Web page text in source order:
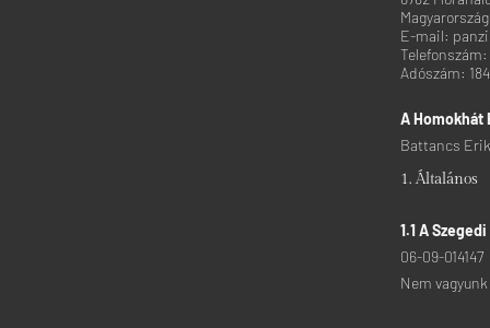
Magyarország
E-mail:
Telefonszám:
Adószám:
A Homokhát
Battancs
1. Általános
1.1 A
06-09-014147
Nem